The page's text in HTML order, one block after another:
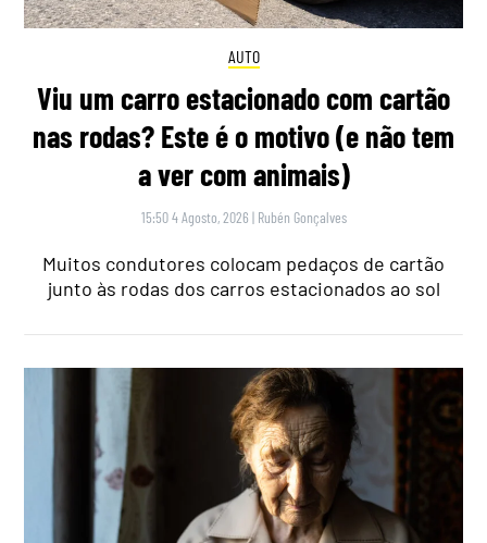
AUTO
Viu um carro estacionado com cartão
nas rodas? Este é o motivo (e não tem
a ver com animais)
15:50 4 Agosto, 2026 | Rubén Gonçalves
Muitos condutores colocam pedaços de cartão
junto às rodas dos carros estacionados ao sol